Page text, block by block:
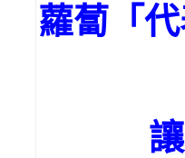
蘿蔔「